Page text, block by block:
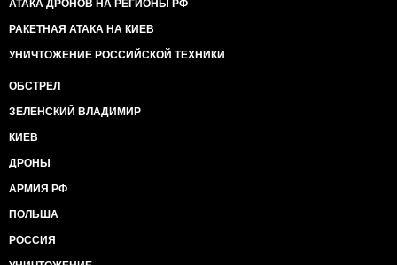
АТАКА ДРОНОВ НА РЕГИОНЫ РФ
РАКЕТНАЯ АТАКА НА КИЕВ
УНИЧТОЖЕНИЕ РОССИЙСКОЙ ТЕХНИКИ
ОБСТРЕЛ
ЗЕЛЕНСКИЙ ВЛАДИМИР
КИЕВ
ДРОНЫ
АРМИЯ РФ
ПОЛЬША
РОССИЯ